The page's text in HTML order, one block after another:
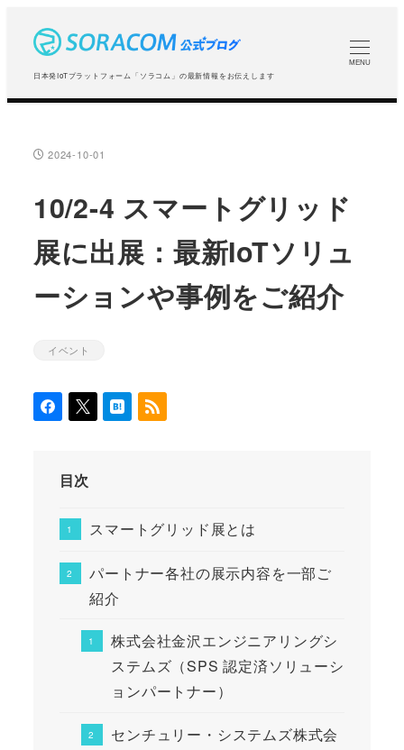
コ
日本発IoTプラットフォーム「ソラコム」の最新情報をお伝えします
MENU
投稿日
2024-10-01
10/2-4 スマートグリッド
展に出展：最新IoTソリュ
ーションや事例をご紹介
カテゴリー
イベント
目次
スマートグリッド展とは
パートナー各社の展示内容を一部ご
紹介
株式会社金沢エンジニアリングシ
ステムズ（SPS 認定済ソリューシ
ョンパートナー）
センチュリー・システムズ株式会